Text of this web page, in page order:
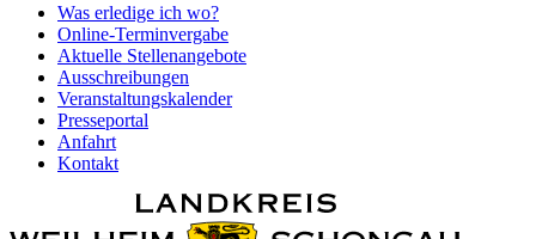
Was erledige ich wo?
Online-Terminvergabe
Aktuelle Stellenangebote
Ausschreibungen
Veranstaltungskalender
Presseportal
Anfahrt
Kontakt